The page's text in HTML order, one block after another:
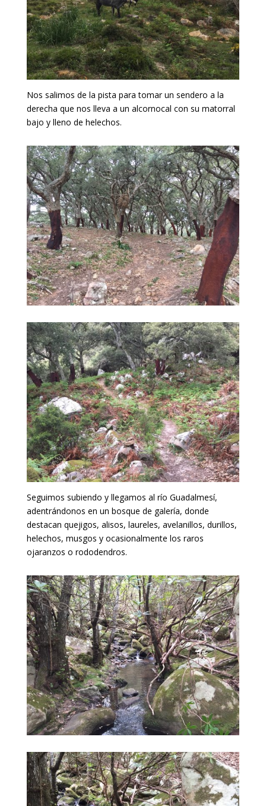
Nos salimos de la pista para tomar un sendero a la
derecha que nos lleva a un alcornocal con su matorral
bajo y lleno de helechos.
Seguimos subiendo y llegamos al río Guadalmesí,
adentrándonos en un bosque de galería, donde
destacan quejigos, alisos, laureles, avelanillos, durillos,
helechos, musgos y ocasionalmente los raros
ojaranzos o rododendros.